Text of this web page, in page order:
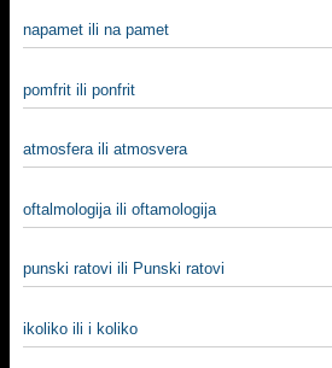
napamet ili na pamet
pomfrit ili ponfrit
atmosfera ili atmosvera
oftalmologija ili oftamologija
punski ratovi ili Punski ratovi
ikoliko ili i koliko